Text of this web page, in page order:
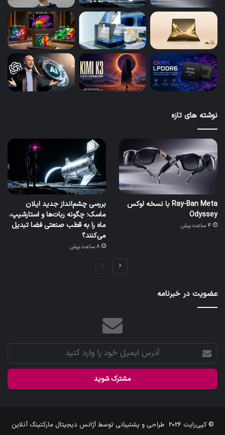
نوشته های تازه
Ray-Ban Meta با نسخه لوکس
Odyssey
4 ساعت پیش
بررسی چشم‌انداز جدید ایلان
ماسک؛ چگونه ربات‌ها و استارشیپ،
ماه را به قطب صنعتی فضا تبدیل
می‌کنند؟
8 ساعت پیش
عضویت در خبرنامه
آدرس
ایمیل
خود
وارد
© کپی‌رایت 2026 طراحی و پشتیبانی توسطآژانس دیجیتال مارکتینگ آنلاین